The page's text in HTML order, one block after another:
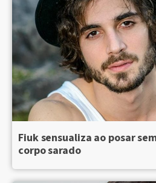
Fiuk sensualiza ao posar
corpo sarado